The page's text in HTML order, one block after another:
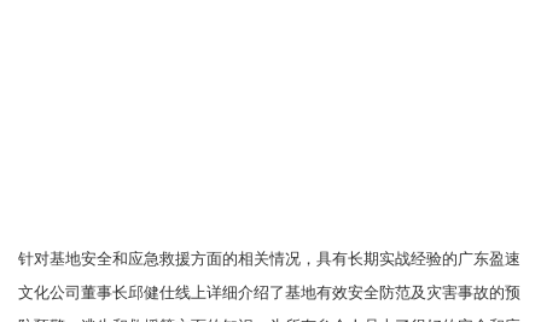
针对基地安全和应急救援方面的相关情况，具有长期实战经验的广东盈速
文化公司董事长邱健仕线上详细介绍了基地有效安全防范及灾害事故的预